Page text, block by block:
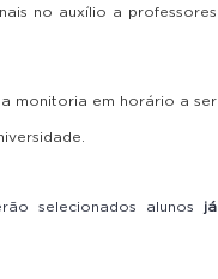
no auxílio a professores
monitoria em horário a ser
selecionados alunos já